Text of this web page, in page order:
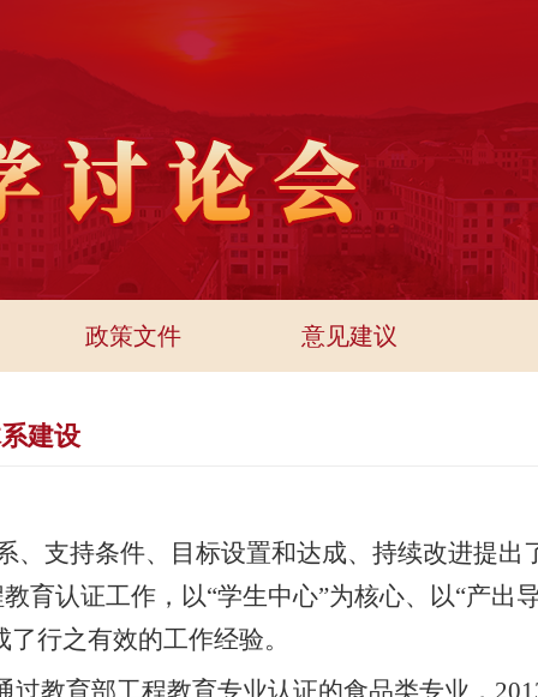
政策文件 意见建议
建设
、支持条件、目标设置和达成、持续改进提出
育认证工作，以“学生中心”为核心、以“产出
行之有效的工作经验。
过教育部工程教育专业认证的食品类专业，